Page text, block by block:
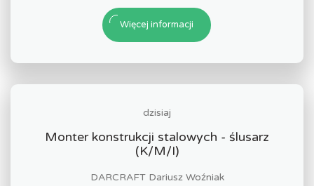
Więcej informacji
dzisiaj
Monter konstrukcji stalowych - ślusarz
(K/M/I)
DARCRAFT Dariusz Woźniak